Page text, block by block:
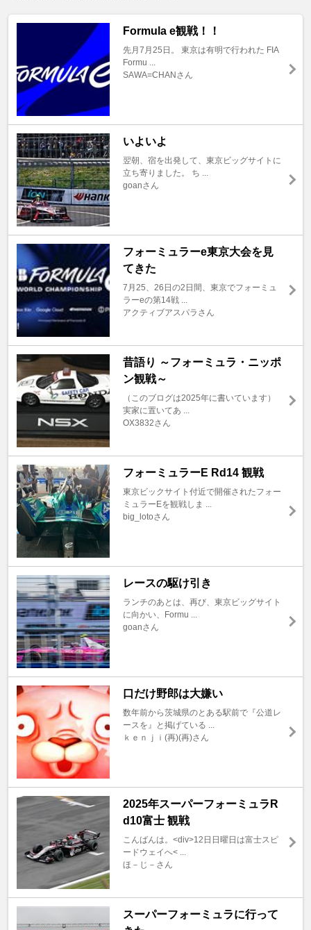
Formula e観戦！！
先月7月25日。 東京は有明で行われた FIA
Formu ...
SAWA=CHANさん
いよいよ
翌朝、宿を出発して、東京ビッグサイトに
立ち寄りました。 ち ...
goanさん
フォーミュラーe東京大会を見
てきた
7月25、26日の2日間、東京でフォーミュ
ラーeの第14戦 ...
アクティブアスパラさん
昔語り ～フォーミュラ・ニッポ
ン観戦～
（このブログは2025年に書いています）
実家に置いてあ ...
OX3832さん
フォーミュラーE Rd14 観戦
東京ビックサイト付近で開催されたフォー
ミュラーEを観戦しま ...
big_lotoさん
レースの駆け引き
ランチのあとは、再び、東京ビッグサイト
に向かい、Formu ...
goanさん
口だけ野郎は大嫌い
数年前から茨城県のとある駅前で『公道レ
ースを』と掲げている ...
ｋｅｎｊｉ(再)(再)さん
2025年スーパーフォーミュラR
d10富士 観戦
こんばんは。<div>12日日曜日は富士スピ
ードウェイへ< ...
ほ－じ－さん
スーパーフォーミュラに行って